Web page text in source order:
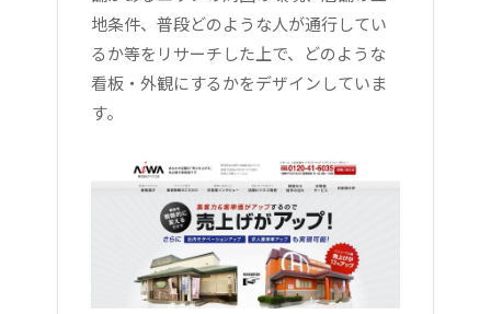
地条件、普段どのような人が通行してい
るか等をリサーチした上で、どのような
看板・外観にするかをデザインしていま
す。